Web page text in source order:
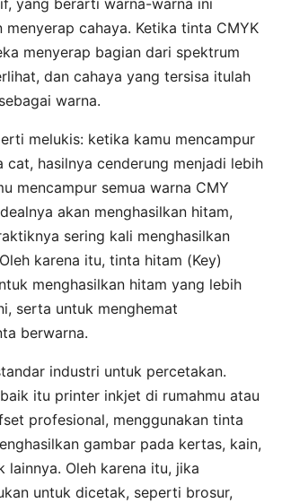
menyerap cahaya. Ketika tinta CMYK
menyerap bagian dari spektrum
dan cahaya yang tersisa itulah
warna.
melukis: ketika kamu mencampur
cat, hasilnya cenderung menjadi lebih
mencampur semua warna CMY
akan menghasilkan hitam,
sering kali menghasilkan
karena itu, tinta hitam (Key)
menghasilkan hitam yang lebih
serta untuk menghemat
berwarna.
industri untuk percetakan.
itu printer inkjet di rumahmu atau
profesional, menggunakan tinta
gambar pada kertas, kain,
lainnya. Oleh karena itu, jika
untuk dicetak, seperti brosur,